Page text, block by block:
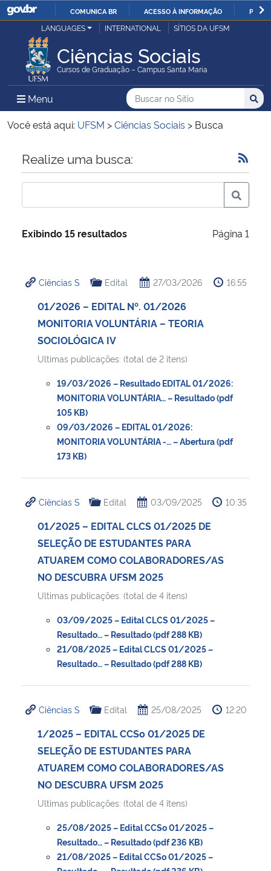
IR
O
COMUNICA BR ACESSO À INFORMAÇÃO
Ministério da Justiça e Segurança Pública
Ministério da Defesa
Ministério das Relações Exteriores
Ministério da Economia
Ministério da Infraestrutura
Ministério da Cidadania
Ministério de Minas e Energia
Ministério da Ciência, Tecnologia, Inovações e Comunicações
Ministério do Meio Ambiente
Ministério do Turismo
Controladoria-Geral da União
Ministério da Mulher, da Família e dos Direitos Humanos
Secretaria-Geral
Secretaria de Governo
Gabinete de Segurança Institucional
Advocacia-Geral da União
LANGUAGES INTERNATIONAL SÍTIOS DA UFSM
Ciências Sociais
Cursos de Graduação – Campus Santa Maria
Menu Menu Principal do Sítio
Busca
Buscar no no Sítio
Busca:
Você está aqui: UFSM >Ciências Sociais > Busca
Início do conteúdo
Realize uma busca:
Exibindo 15 resultados Página 1
Ciências S Edital 27/03/2026 16:55
01/2026 – EDITAL Nº. 01/2026
MONITORIA VOLUNTÁRIA – TEORIA
SOCIOLÓGICA IV
Ultimas publicações: (total de 2 itens)
19/03/2026 – Resultado EDITAL 01/2026:
MONITORIA VOLUNTÁRIA… – Resultado (pdf
105 KB)
09/03/2026 – EDITAL 01/2026:
MONITORIA VOLUNTÁRIA -… – Abertura (pdf
173 KB)
Ciências S Edital 03/09/2025 10:35
01/2025 – EDITAL CLCS 01/2025 DE
SELEÇÃO DE ESTUDANTES PARA
ATUAREM COMO COLABORADORES/AS
NO DESCUBRA UFSM 2025
Ultimas publicações: (total de 4 itens)
03/09/2025 – Edital CLCS 01/2025 –
Resultado… – Resultado (pdf 288 KB)
21/08/2025 – Edital CLCS 01/2025 –
Resultado… – Resultado (pdf 288 KB)
Ciências S Edital 25/08/2025 12:20
1/2025 – EDITAL CCSo 01/2025 DE
SELEÇÃO DE ESTUDANTES PARA
ATUAREM COMO COLABORADORES/AS
NO DESCUBRA UFSM 2025
Ultimas publicações: (total de 4 itens)
25/08/2025 – Edital CCSo 01/2025 –
Resultado… – Resultado (pdf 236 KB)
21/08/2025 – Edital CCSo 01/2025 –